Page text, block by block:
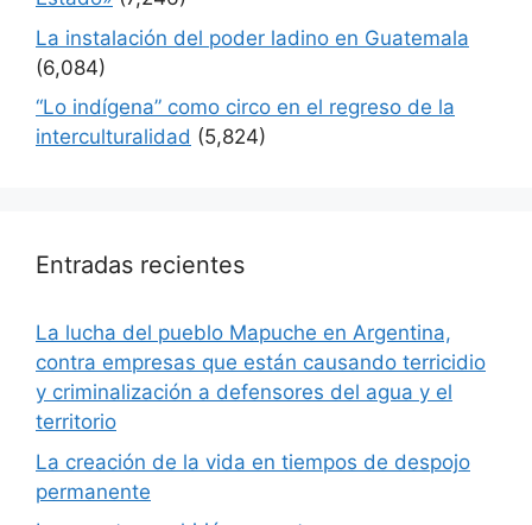
La instalación del poder ladino en Guatemala
(6,084)
“Lo indígena” como circo en el regreso de la
interculturalidad (5,824)
Entradas recientes
La lucha del pueblo Mapuche en Argentina,
contra empresas que están causando terricidio
y criminalización a defensores del agua y el
territorio
La creación de la vida en tiempos de despojo
permanente